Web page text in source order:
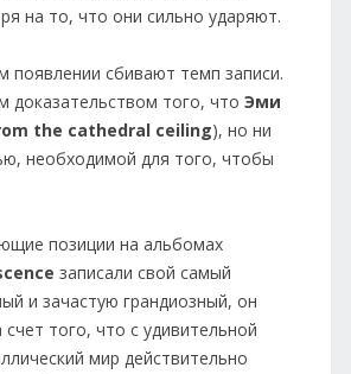
на то, что они сильно ударяют.
сбивают темп записи.
доказательством того, что Эми
the cathedral ceiling), но ни
необходимой для того, чтобы
позиции на альбомах
записали свой самый
и зачастую грандиозный, он
того, что с удивительной
мир действительно